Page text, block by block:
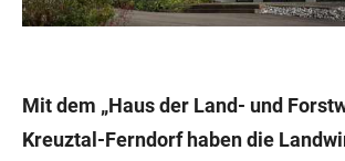
Mit dem „Haus der Land- und
Kreuztal-Ferndorf haben die